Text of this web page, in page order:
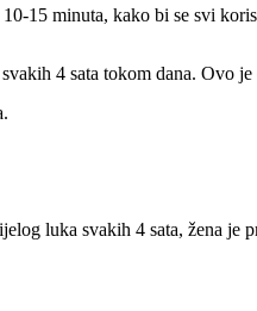
15 minuta, kako bi se svi
4 sata tokom dana. Ovo
luka svakih 4 sata, žena je